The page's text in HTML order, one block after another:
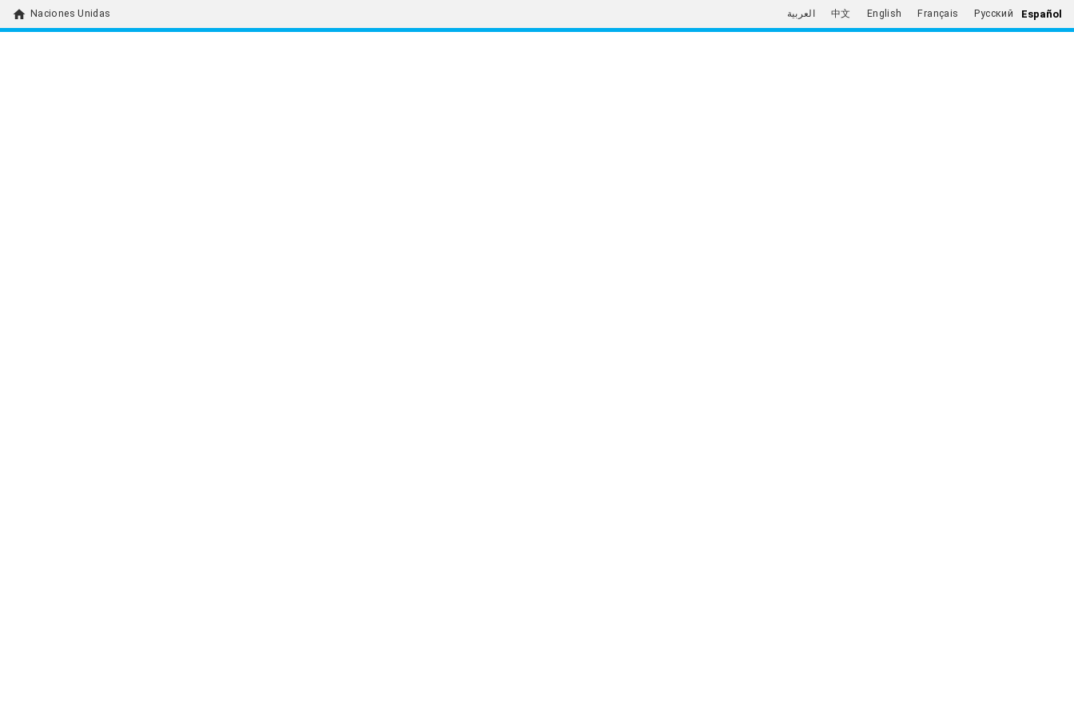
home Naciones Unidas العربية 中文 English Français Русский Español